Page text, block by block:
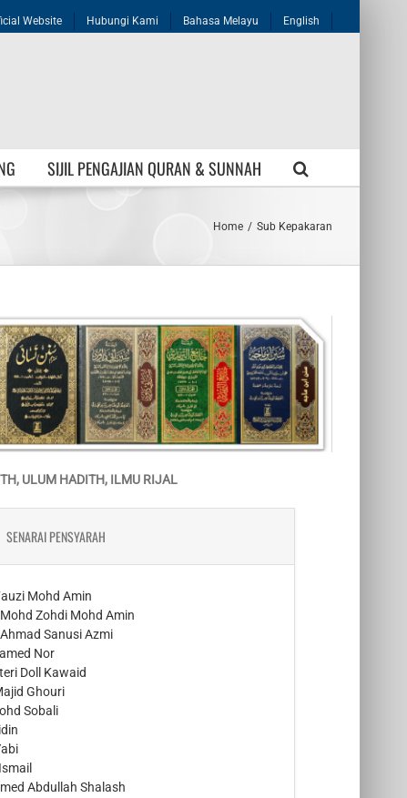
Website Hubungi Kami Bahasa Melayu English
SIJIL PENGAJIAN QURAN & SUNNAH
Home / Sub Kepakaran
ULUM HADITH, ILMU RIJAL
SENARAI PENSYARAH
Mohd Amin
Zohdi Mohd Amin
Sanusi Azmi
Nor
Doll Kawaid
Ghouri
Sobali
Abdullah Shalash